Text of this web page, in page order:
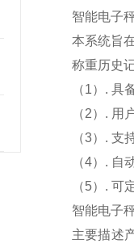
智能电子
本系统旨
称重历史
（1）. 具
（2）.
（3）.
（4）. 自
（5）. 可
智能电子
主要描述